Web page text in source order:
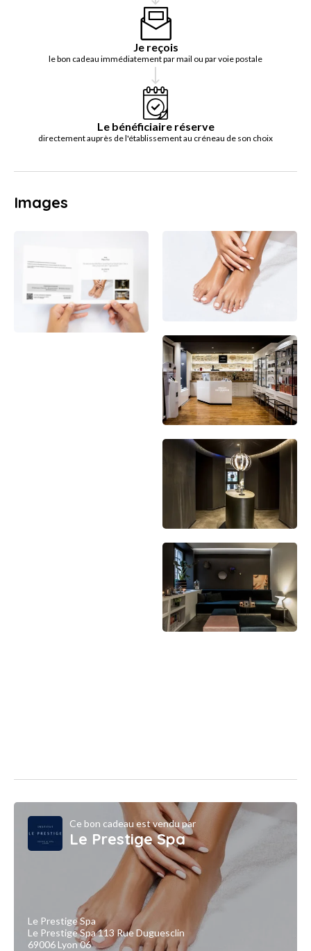
Je reçois
le bon cadeau immédiatement par mail ou par voie postale
Le bénéficiaire réserve
directement auprès de l'établissement au créneau de son choix
Images
Ce bon cadeau est vendu par
Le Prestige Spa
Le Prestige Spa
Le Prestige Spa 113 Rue Duguesclin
69006 Lyon 06